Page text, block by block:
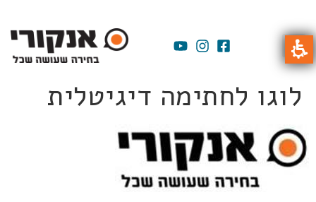
לוגו לחתימה דיגיטלית